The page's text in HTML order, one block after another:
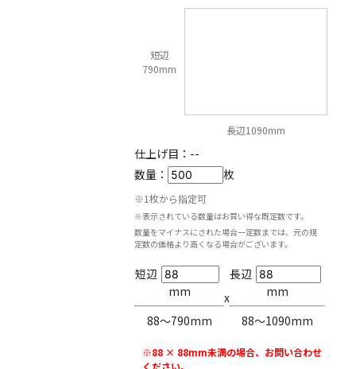
短辺
790mm
長辺1090mm
仕上げ目： --
数量：
枚
※1枚から指定可
※表示されている数量はお買い得な既定数です。
数量をマイナスにされた場合一定数までは、元の規
定数の価格より高くなる場合がございます。
短辺
mm
88〜790mm
x
長辺
mm
88〜1090mm
※88 × 88mm未満の場合、お問い合わせ